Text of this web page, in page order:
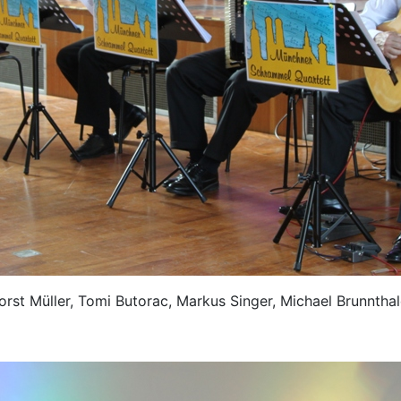
Müller, Tomi Butorac, Markus Singer, Michael